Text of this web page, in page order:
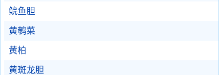
鲩鱼胆
黄鹌菜
黄柏
黄斑龙胆